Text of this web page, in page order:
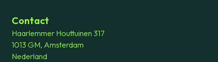
Contact
Haarlemmer Houttuinen 317
1013 GM, Amsterdam
Nederland